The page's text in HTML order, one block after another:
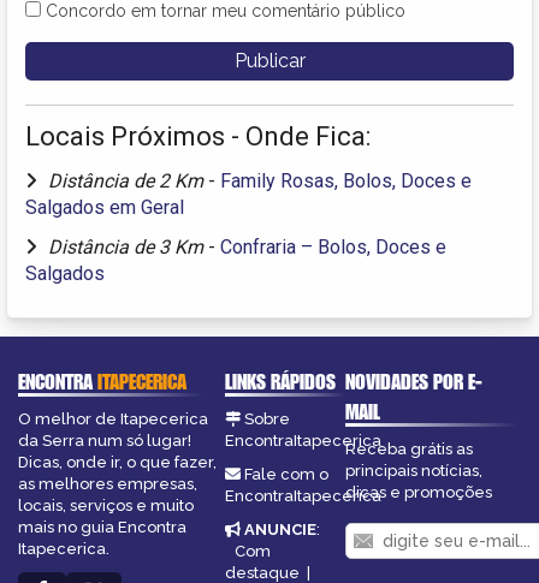
Concordo em tornar meu comentário público
Locais Próximos - Onde Fica:
Distância de 2 Km - Family Rosas, Bolos, Doces e
Salgados em Geral
Distância de 3 Km - Confraria – Bolos, Doces e
Salgados
ENCONTRAITAPECERICA
O melhor de Itapecerica
da Serra num só lugar!
Dicas, onde ir, o que fazer,
as melhores empresas,
locais, serviços e muito
mais no guia Encontra
Itapecerica.
LINKS RÁPIDOS
Sobre
EncontraItapecerica
Fale com o
EncontraItapecerica
ANUNCIE:
Com
destaque |
NOVIDADES POR E-
MAIL
Receba grátis as
principais notícias,
dicas e promoções